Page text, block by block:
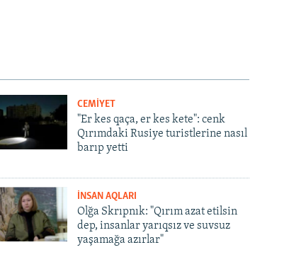
CEMİYET
"Er kes qaça, er kes kete": cenk
Qırımdaki Rusiye turistlerine nasıl
barıp yetti
İNSAN AQLARI
Olğa Skrıpnık: "Qırım azat etilsin
dep, insanlar yarıqsız ve suvsuz
yaşamağa azırlar"